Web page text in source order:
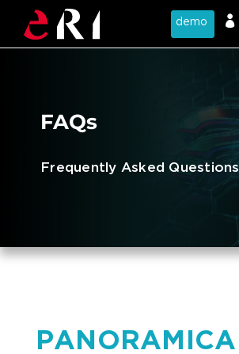

FAQs
Frequently Asked Questions
PANORAMICA